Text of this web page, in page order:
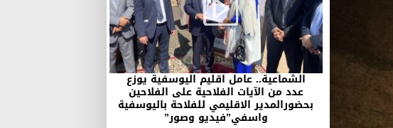
الشماعية.. عامل اقليم اليوسفية يوزع
عدد من الآيات الفلاحية على الفلاحين
بحضورالمدير الاقليمي للفلاحة باليوسفية
واسفي”فيديو وصور”